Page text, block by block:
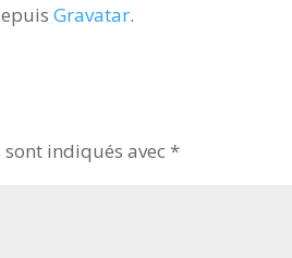
Gravatar.
indiqués avec *